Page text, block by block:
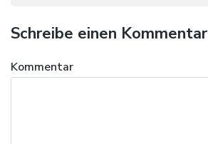
Schreibe einen Kommentar
Kommentar